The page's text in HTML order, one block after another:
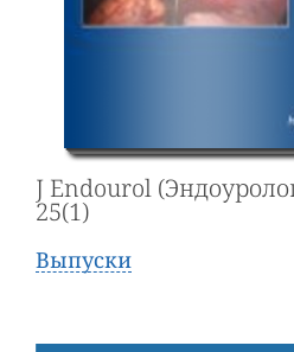
J Endourol
25(1)
Выпуски